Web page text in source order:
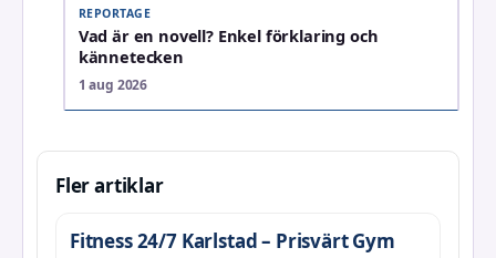
REPORTAGE
Vad är en novell? Enkel förklaring och
kännetecken
1 aug 2026
Fler artiklar
Fitness 24/7 Karlstad – Prisvärt Gym